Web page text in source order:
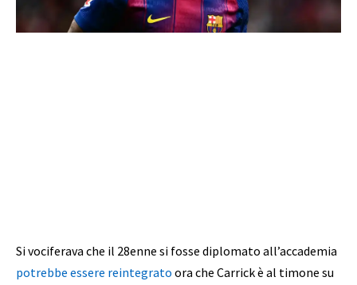
Si vociferava che il 28enne si fosse diplomato all’accademia
potrebbe essere reintegrato ora che Carrick è al timone su